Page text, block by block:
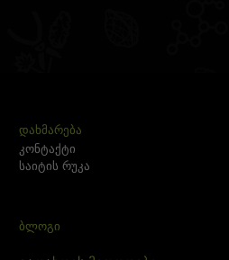
ᲓᲐᲮᲛᲐᲠᲔᲑᲐ
კონტაქტი
საიტის რუკა
ᲑᲚᲝᲒᲘ